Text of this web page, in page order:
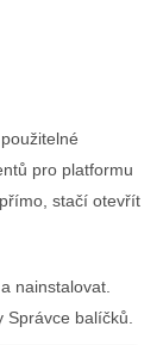
pro platformu
stačí otevřít
nainstalovat.
balíčků.